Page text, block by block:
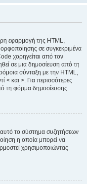
εφαρμογή της HTML,
σε συγκεκριμένα
χορηγείται από τον
σε μια δημοσίευση από τη
σύνταξη με την HTML,
< και >. Για περισσότερες
τη φόρμα δημοσίευσης.
αυτό το σύστημα συζητήσεων
η οποία μπορεί να
χρησιμοποιώντας